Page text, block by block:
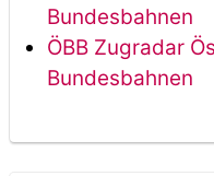
Bundesbahnen
ÖBB Zugradar
Bundesbahnen